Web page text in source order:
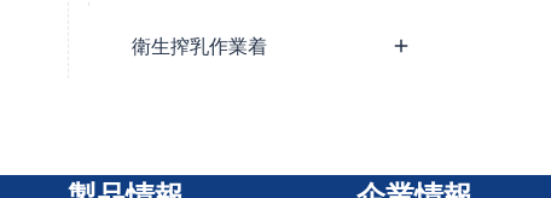
衛生搾乳作業着